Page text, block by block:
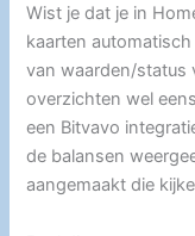
Wist je dat je in
kaarten
van waarden/status
overzichten wel
een Bitvavo
de balansen
aangemaakt die